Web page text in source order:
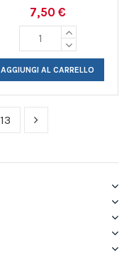
7,50 €
AGGIUNGI AL CARRELLO
13